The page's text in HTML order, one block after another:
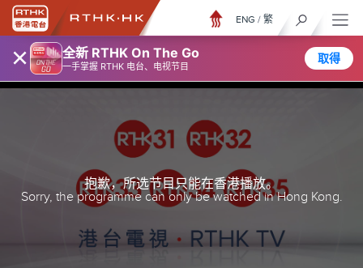
× 全新 RTHK On The Go
一手掌握 RTHK 电台、电视节目
取得
ENG / 繁
抱歉，所选节目只能在香港播放。
Sorry, the programme can only be watched in Hong Kong.